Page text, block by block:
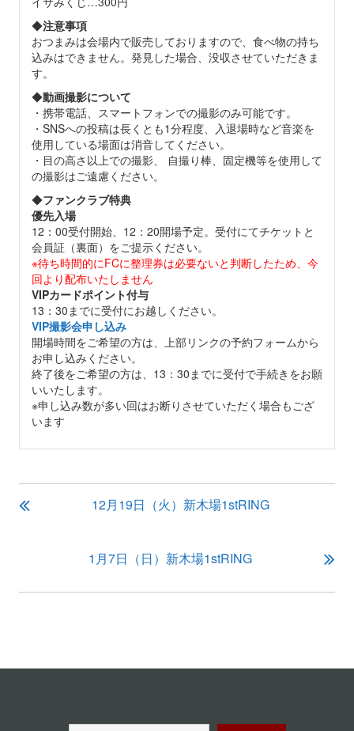
◆注意事項
おつまみは会場内で販売しておりますので、食べ物の持ち
込みはできません。発見した場合、没収させていただきま
す。
◆動画撮影について
・携帯電話、スマートフォンでの撮影のみ可能です。
・SNSへの投稿は長くとも1分程度、入退場時など音楽を
使用している場面は消音してください。
・目の高さ以上での撮影、 自撮り棒、固定機等を使用して
の撮影はご遠慮ください。
◆ファンクラブ特典
優先入場
12：00受付開始、12：20開場予定。受付にてチケットと
会員証（裏面）をご提示ください。
※待ち時間的にFCに整理券は必要ないと判断したため、今
回より配布いたしません
VIPカードポイント付与
13：30までに受付にお越しください。
VIP撮影会申し込み
開場時間をご希望の方は、上部リンクの予約フォームから
お申し込みください。
終了後をご希望の方は、13：30までに受付で手続きをお願
いいたします。
※申し込み数が多い回はお断りさせていただく場合もござ
います
投
稿
ゲ
ョ
12月19日（火）新木場1stRING
1月7日（日）新木場1stRING